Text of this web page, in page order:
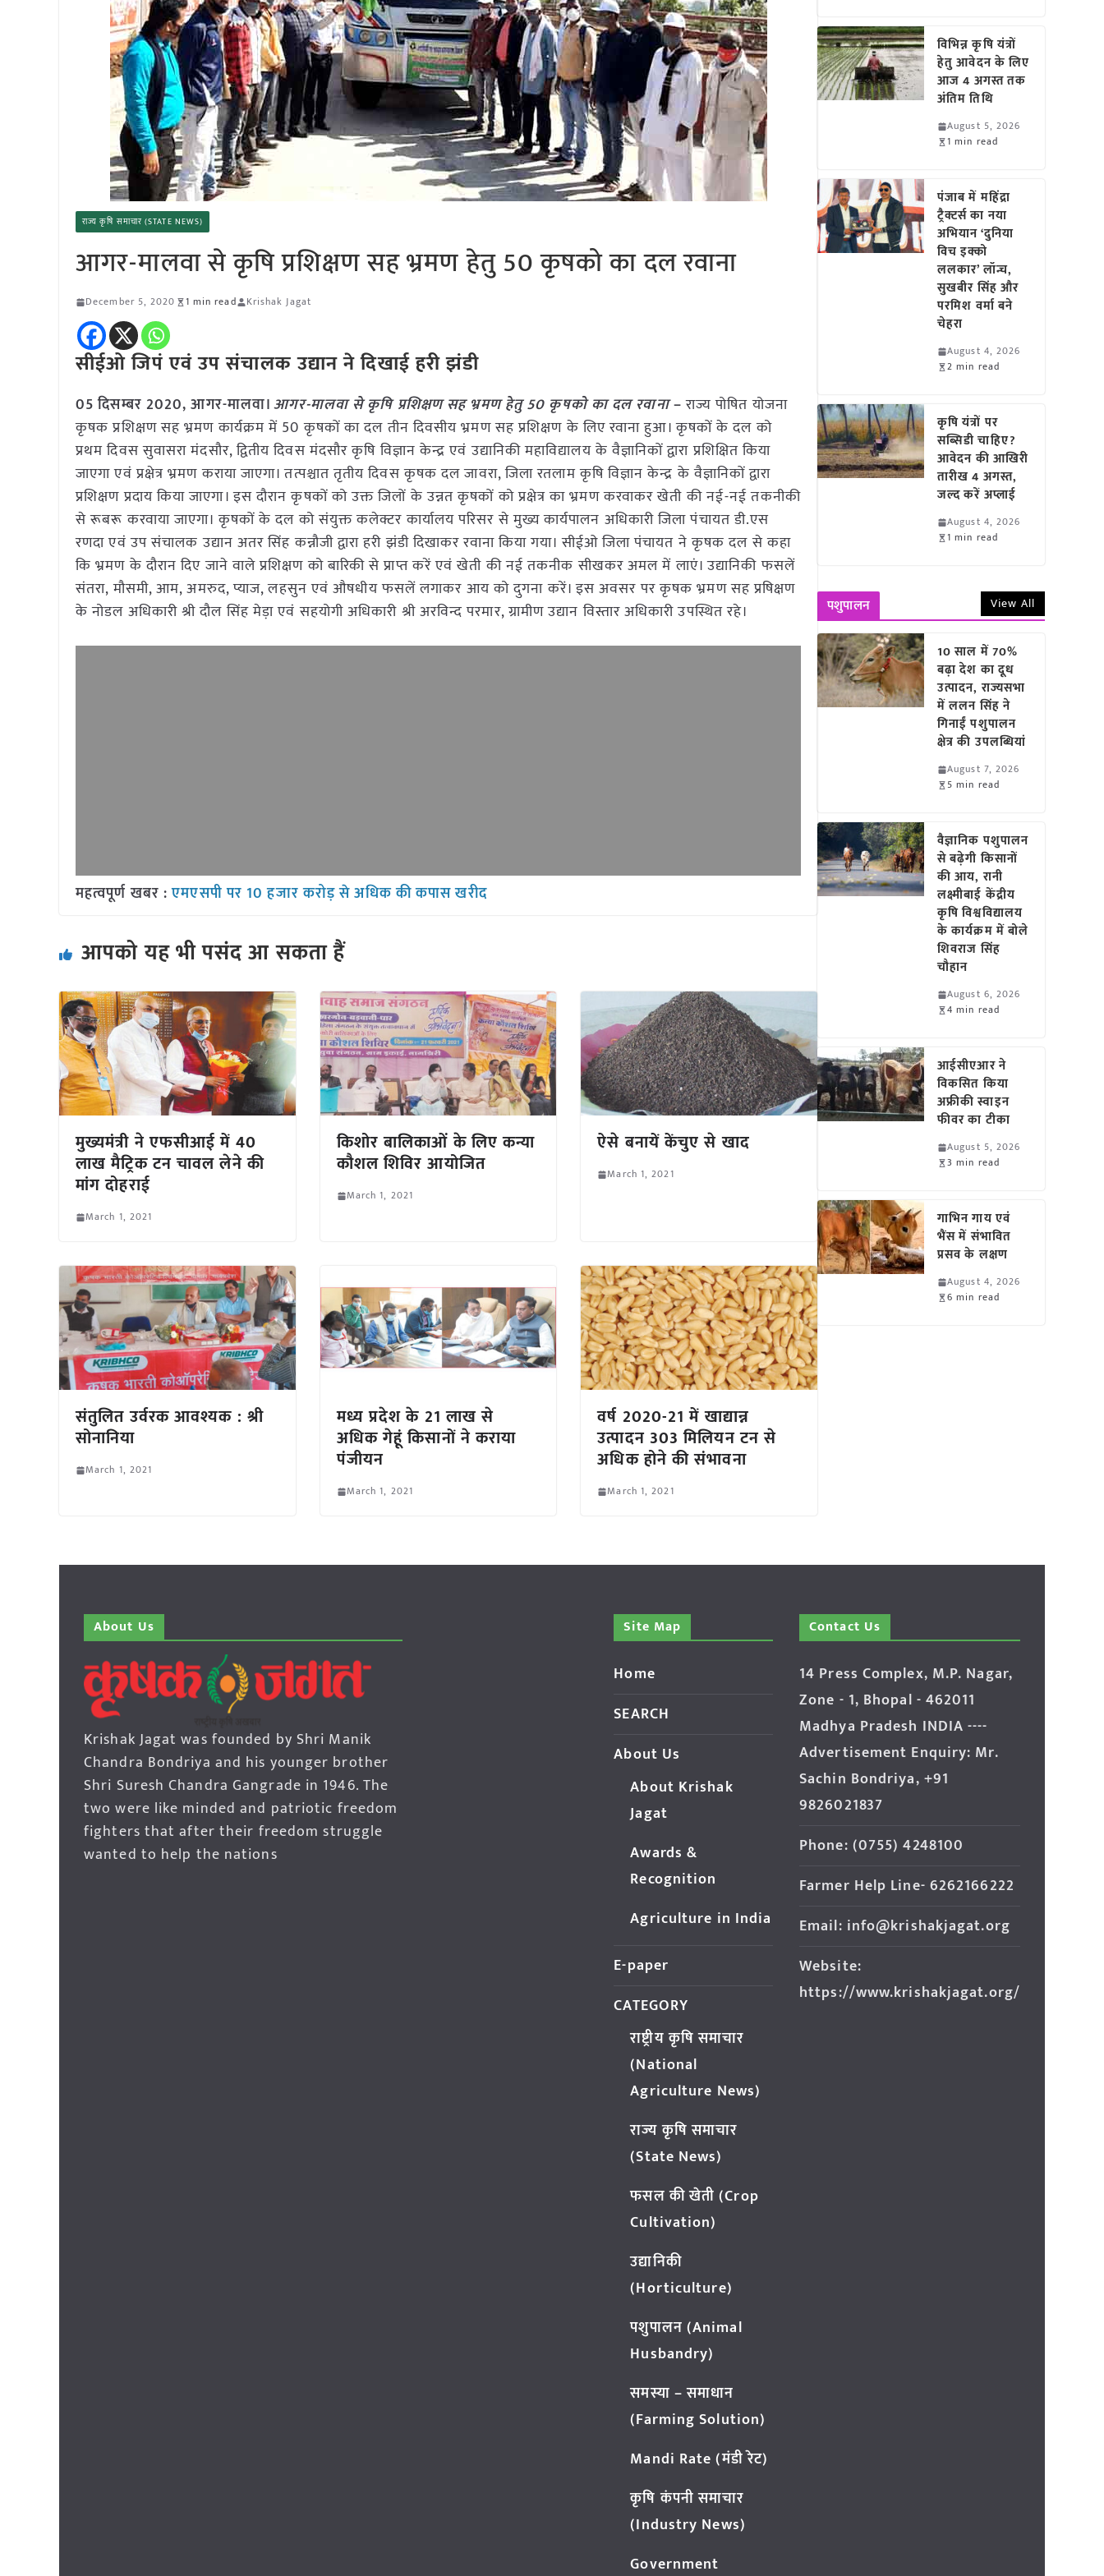
राज्य कृषि समाचार (STATE NEWS)
आगर-मालवा से कृषि प्रशिक्षण सह भ्रमण हेतु 50 कृषको का दल रवाना
December 5, 2020 1 min read Krishak Jagat
सीईओ जिपं एवं उप संचालक उद्यान ने दिखाई हरी झंडी
05 दिसम्बर 2020, आगर-मालवा।आगर-मालवा से कृषि प्रशिक्षण सह भ्रमण हेतु 50 कृषको का दल रवाना–राज्य पोषित योजना
कृषक प्रशिक्षण सह भ्रमण कार्यक्रम में 50 कृषकों का दल तीन दिवसीय भ्रमण सह प्रशिक्षण के लिए रवाना हुआ। कृषकों के दल को
प्रथम दिवस सुवासरा मंदसौर, द्वितीय दिवस मंदसौर कृषि विज्ञान केन्द्र एवं उद्यानिकी महाविद्यालय के वैज्ञानिकों द्वारा प्रशिक्षित किया
जाएगा एवं प्रक्षेत्र भ्रमण कराया जाएगा। तत्पश्चात तृतीय दिवस कृषक दल जावरा, जिला रतलाम कृषि विज्ञान केन्द्र के वैज्ञानिकों द्वारा
प्रशिक्षण प्रदाय किया जाएगा। इस दौरान कृषकों को उक्त जिलों के उन्नत कृषकों को प्रक्षेत्र का भ्रमण करवाकर खेती की नई-नई तकनीकी
से रूबरू करवाया जाएगा। कृषकों के दल को संयुक्त कलेक्टर कार्यालय परिसर से मुख्य कार्यपालन अधिकारी जिला पंचायत डी.एस
रणदा एवं उप संचालक उद्यान अतर सिंह कन्नौजी द्वारा हरी झंडी दिखाकर रवाना किया गया। सीईओ जिला पंचायत ने कृषक दल से कहा
कि भ्रमण के दौरान दिए जाने वाले प्रशिक्षण को बारिकी से प्राप्त करें एवं खेती की नई तकनीक सीखकर अमल में लाएं। उद्यानिकी फसलें
संतरा, मौसमी, आम, अमरुद, प्याज, लहसुन एवं औषधीय फसलें लगाकर आय को दुगना करें। इस अवसर पर कृषक भ्रमण सह प्रषिक्षण
के नोडल अधिकारी श्री दौल सिंह मेड़ा एवं सहयोगी अधिकारी श्री अरविन्द परमार, ग्रामीण उद्यान विस्तार अधिकारी उपस्थित रहे।
महत्वपूर्ण खबर :एमएसपी पर 10 हजार करोड़ से अधिक की कपास खरीद
आपको यह भी पसंद आ सकता हैं
मुख्यमंत्री ने एफसीआई में 40
लाख मैट्रिक टन चावल लेने की
मांग दोहराई
March 1, 2021
किशोर बालिकाओं के लिए कन्या
कौशल शिविर आयोजित
March 1, 2021
ऐसे बनायें केंचुए से खाद
March 1, 2021
संतुलित उर्वरक आवश्यक : श्री
सोनानिया
March 1, 2021
मध्य प्रदेश के 21 लाख से
अधिक गेहूं किसानों ने कराया
पंजीयन
March 1, 2021
वर्ष 2020-21 में खाद्यान्न
उत्पादन 303 मिलियन टन से
अधिक होने की संभावना
March 1, 2021
विभिन्न कृषि यंत्रों
हेतु आवेदन के लिए
आज 4 अगस्त तक
अंतिम तिथि
August 5, 2026
1 min read
पंजाब में महिंद्रा
ट्रैक्टर्स का नया
अभियान ‘दुनिया
विच इक्को
ललकार’ लॉन्च,
सुखबीर सिंह और
परमिश वर्मा बने
चेहरा
August 4, 2026
2 min read
कृषि यंत्रों पर
सब्सिडी चाहिए?
आवेदन की आखिरी
तारीख 4 अगस्त,
जल्द करें अप्लाई
August 4, 2026
1 min read
पशुपालन View All
10 साल में 70%
बढ़ा देश का दूध
उत्पादन, राज्यसभा
में ललन सिंह ने
गिनाईं पशुपालन
क्षेत्र की उपलब्धियां
August 7, 2026
5 min read
वैज्ञानिक पशुपालन
से बढ़ेगी किसानों
की आय, रानी
लक्ष्मीबाई केंद्रीय
कृषि विश्वविद्यालय
के कार्यक्रम में बोले
शिवराज सिंह
चौहान
August 6, 2026
4 min read
आईसीएआर ने
विकसित किया
अफ्रीकी स्वाइन
फीवर का टीका
August 5, 2026
3 min read
गाभिन गाय एवं
भैंस में संभावित
प्रसव के लक्षण
August 4, 2026
6 min read
About Us
Krishak Jagat was founded by Shri Manik
Chandra Bondriya and his younger brother
Shri Suresh Chandra Gangrade in 1946. The
two were like minded and patriotic freedom
fighters that after their freedom struggle
wanted to help the nations
Site Map
Home
SEARCH
About Us
About Krishak
Jagat
Awards &
Recognition
Agriculture in India
E-paper
CATEGORY
राष्ट्रीय कृषि समाचार
(National
Agriculture News)
राज्य कृषि समाचार
(State News)
फसल की खेती (Crop
Cultivation)
उद्यानिकी
(Horticulture)
पशुपालन (Animal
Husbandry)
समस्या – समाधान
(Farming Solution)
Mandi Rate (मंडी रेट)
कृषि कंपनी समाचार
(Industry News)
Government
Contact Us
14 Press Complex, M.P. Nagar,
Zone - 1, Bhopal - 462011
Madhya Pradesh INDIA ----
Advertisement Enquiry: Mr.
Sachin Bondriya, +91
9826021837
Phone: (0755) 4248100
Farmer Help Line- 6262166222
Email: info@krishakjagat.org
Website:
https://www.krishakjagat.org/